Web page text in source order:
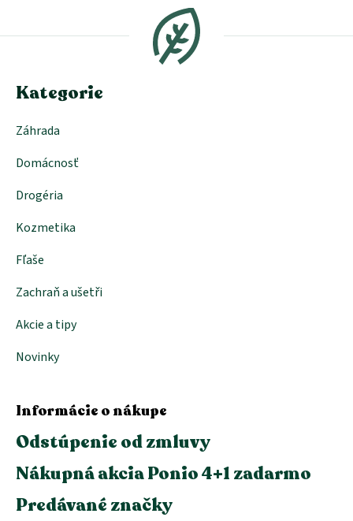
ä
Kategorie
Záhrada
Domácnosť
Drogéria
Kozmetika
Fľaše
Zachraň a ušetři
Akcie a tipy
Novinky
Informácie o nákupe
Odstúpenie od zmluvy
Nákupná akcia Ponio 4+1 zadarmo
Predávané značky